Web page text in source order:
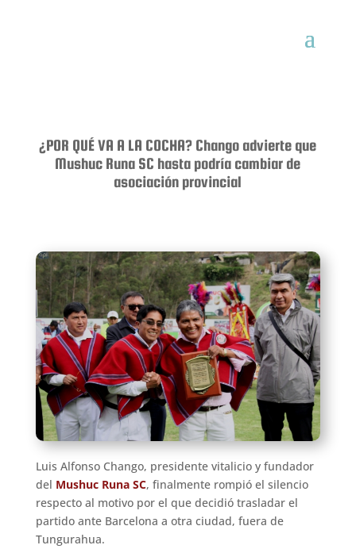
¿POR QUÉ VA A LA COCHA? Chango advierte que
Mushuc Runa SC hasta podría cambiar de
asociación provincial
Luis Alfonso Chango, presidente vitalicio y fundador
del Mushuc Runa SC, finalmente rompió el silencio
respecto al motivo por el que decidió trasladar el
partido ante Barcelona a otra ciudad, fuera de
Tungurahua.